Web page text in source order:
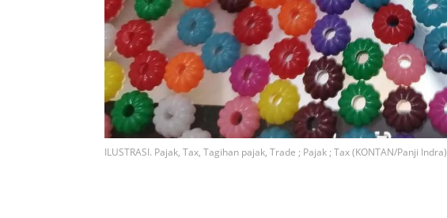
ILUSTRASI. Pajak, Tax, Tagihan pajak, Trade ; Pajak ; Tax (KONTAN/Panji Indra)